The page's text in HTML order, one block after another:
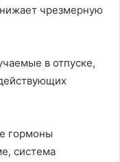
чрезмерную
в отпуске,
гормоны
система